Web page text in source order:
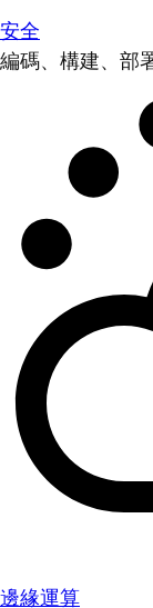
安全
編碼、構建、部
邊緣運算